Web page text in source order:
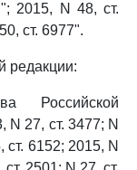
2015, N 48, ст.
ст. 6977".
редакции:
Российской
N 27, ст. 3477; N
ст. 6152; 2015, N